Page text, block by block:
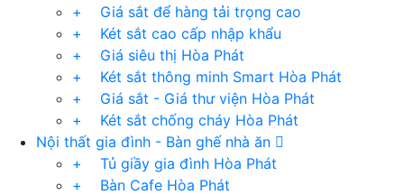
+ Giá sắt để hàng tải trọng cao
+ Két sắt cao cấp nhập khẩu
+ Giá siêu thị Hòa Phát
+ Két sắt thông minh Smart Hòa Phát
+ Giá sắt - Giá thư viện Hòa Phát
+ Két sắt chống cháy Hòa Phát
Nội thất gia đình - Bàn ghế nhà ăn
+ Tủ giầy gia đình Hòa Phát
+ Bàn Cafe Hòa Phát